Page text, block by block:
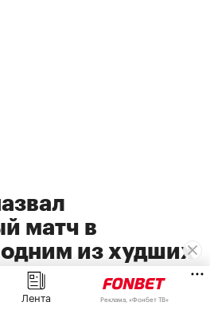
матч в
из худших
Лента Реклама, «Фонбет ТВ»